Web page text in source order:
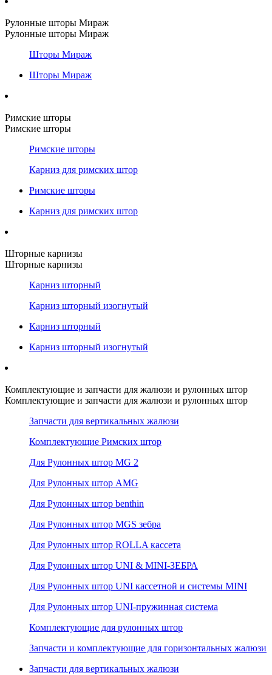
Рулонные шторы Мираж
Рулонные шторы Мираж
Шторы Мираж
Шторы Мираж
Римские шторы
Римские шторы
Римские шторы
Карниз для римских штор
Римские шторы
Карниз для римских штор
Шторные карнизы
Шторные карнизы
Карниз шторный
Карниз шторный изогнутый
Карниз шторный
Карниз шторный изогнутый
Комплектующие и запчасти для жалюзи и рулонных штор
Комплектующие и запчасти для жалюзи и рулонных штор
Запчасти для вертикальных жалюзи
Комплектующие Римских штор
Для Рулонных штор MG 2
Для Рулонных штор AMG
Для Рулонных штор benthin
Для Рулонных штор MGS зебра
Для Рулонных штор ROLLA кассета
Для Рулонных штор UNI & MINI-ЗЕБРА
Для Рулонных штор UNI кассетной и системы MINI
Для Рулонных штор UNI-пружинная система
Комплектующие для рулонных штор
Запчасти и комплектующие для горизонтальных жалюзи
Запчасти для вертикальных жалюзи